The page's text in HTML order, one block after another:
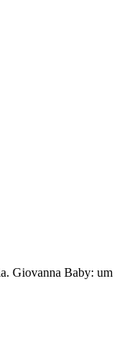
Giovanna Baby: um